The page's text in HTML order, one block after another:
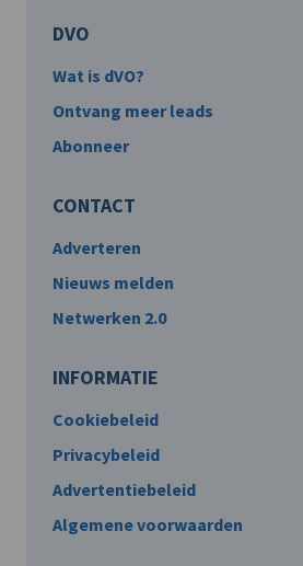
DVO
Wat is dVO?
Ontvang meer leads
Abonneer
CONTACT
Adverteren
Nieuws melden
Netwerken 2.0
INFORMATIE
Cookiebeleid
Privacybeleid
Advertentiebeleid
Algemene voorwaarden